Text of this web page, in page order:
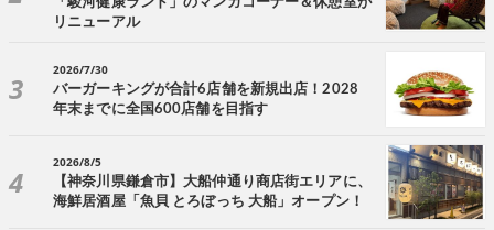
「駿河健康ランド」のマンガコーナー＆休憩室が
リニューアル
2026/7/30
バーガーキングが合計6店舗を新規出店！2028
年末までに全国600店舗を目指す
2026/8/5
【神奈川県鎌倉市】大船仲通り商店街エリアに、
海鮮居酒屋「魚貝 とろぼっち 大船」オープン！